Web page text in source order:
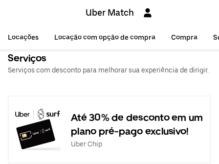
Uber Match
Locações Locação com opção de compra Compra
Serviços
Serviços com desconto para melhorar sua experiência de dirigir.
Até 30% de desconto em um
plano pré-pago exclusivo!
Uber Chip